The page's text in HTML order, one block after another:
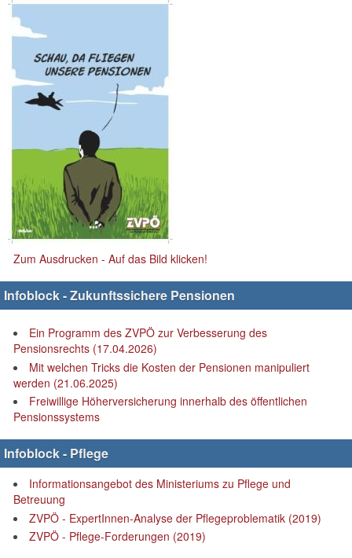
Zum Ausdrucken - Auf das Bild klicken!
Infoblock - Zukunftssichere Pensionen
Ein Programm des ZVPÖ zur Verbesserung des
Pensionsrechts (17.04.2026)
Mit welchen Tricks die Kosten der Pensionen manipuliert
werden (21.06.2025)
Freiwillige Höherversicherung innerhalb des öffentlichen
Pensionssystems
Infoblock - Pflege
Informationsangebot des Ministeriums zu Pflege und
Betreuung
ZVPÖ - ExpertInnen-Analyse der Pflegeproblematik (2019)
ZVPÖ - Pflege-Forderungen (2019)